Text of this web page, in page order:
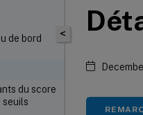
de bord
du score
seuils
<